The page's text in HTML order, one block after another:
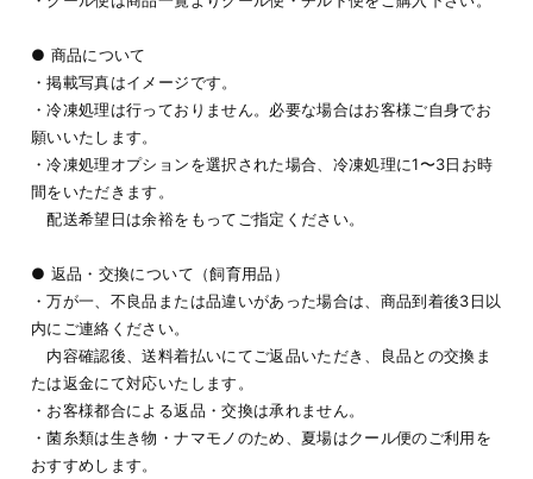
● 商品について
・掲載写真はイメージです。
・冷凍処理は行っておりません。必要な場合はお客様ご自身でお
願いいたします。
・冷凍処理オプションを選択された場合、冷凍処理に1〜3日お時
間をいただきます。
配送希望日は余裕をもってご指定ください。
● 返品・交換について（飼育用品）
・万が一、不良品または品違いがあった場合は、商品到着後3日以
内にご連絡ください。
内容確認後、送料着払いにてご返品いただき、良品との交換ま
たは返金にて対応いたします。
・お客様都合による返品・交換は承れません。
・菌糸類は生き物・ナマモノのため、夏場はクール便のご利用を
おすすめします。